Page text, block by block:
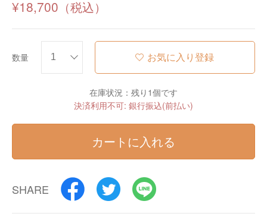
¥18,700
数量 お気に入り登録
在庫状況：残り1個です
決済利用不可: 銀行振込(前払い)
カートに入れる
SHARE